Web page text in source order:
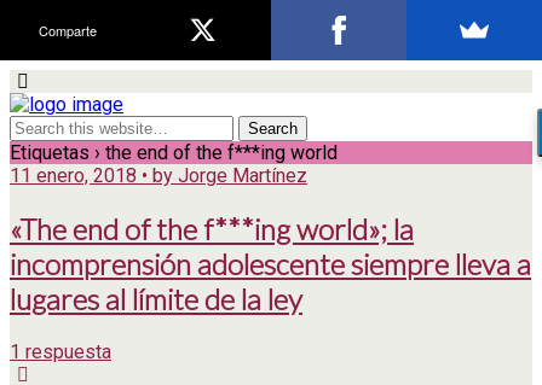
Etiquetas › the end of the f***ing world
11 enero, 2018 • by Jorge Martínez
«The end of the f***ing world»; la
incomprensión adolescente siempre lleva a
lugares al límite de la ley
1 respuesta
Comparte